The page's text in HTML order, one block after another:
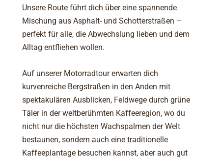
Unsere Route führt dich über eine spannende
Mischung aus Asphalt- und Schotterstraßen –
perfekt für alle, die Abwechslung lieben und dem
Alltag entfliehen wollen.
Auf unserer Motorradtour erwarten dich
kurvenreiche Bergstraßen in den Anden mit
spektakulären Ausblicken, Feldwege durch grüne
Täler in der weltberühmten Kaffeeregion, wo du
nicht nur die höchsten Wachspalmen der Welt
bestaunen, sondern auch eine traditionelle
Kaffeeplantage besuchen kannst, aber auch gut